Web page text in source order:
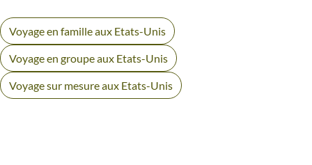
Voyage en famille aux Etats-Unis
Voyage en groupe aux Etats-Unis
Voyage sur mesure aux Etats-Unis